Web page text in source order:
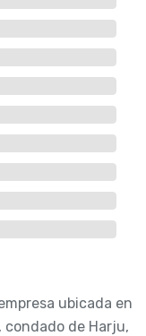
ubicada en
de Harju,